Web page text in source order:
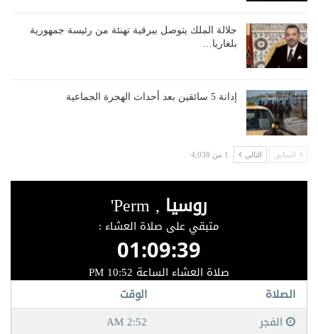
جلالة الملك يتوصل ببرقية تهنئة من رئيسة جمهورية
بلغاريا…
إدانة 5 سائقين بعد أحداث الهجرة الجماعية
السابق التالي 1 من 4,038